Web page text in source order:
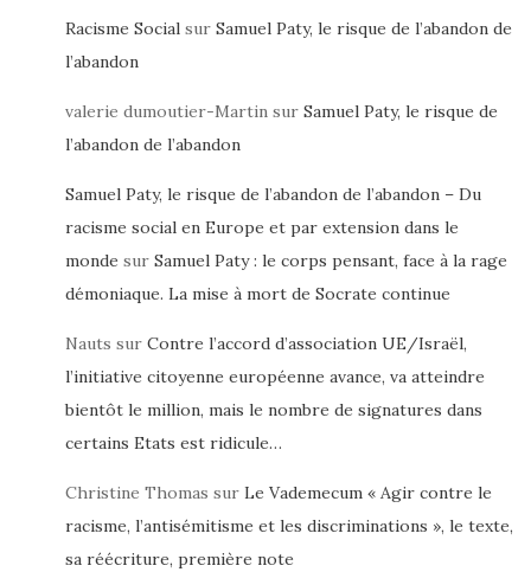
Racisme Social sur Samuel Paty, le risque de l’abandon de
l’abandon
valerie dumoutier-Martin sur Samuel Paty, le risque de
l’abandon de l’abandon
Samuel Paty, le risque de l’abandon de l’abandon – Du
racisme social en Europe et par extension dans le
monde sur Samuel Paty : le corps pensant, face à la rage
démoniaque. La mise à mort de Socrate continue
Nauts sur Contre l’accord d’association UE/Israël,
l’initiative citoyenne européenne avance, va atteindre
bientôt le million, mais le nombre de signatures dans
certains Etats est ridicule…
Christine Thomas sur Le Vademecum « Agir contre le
racisme, l’antisémitisme et les discriminations », le texte,
sa réécriture, première note